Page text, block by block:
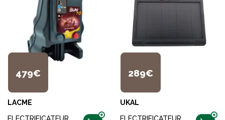
479€
LACME
ELECTRIFICATEUR
289€
UKAL
ELECTRIFICATEUR